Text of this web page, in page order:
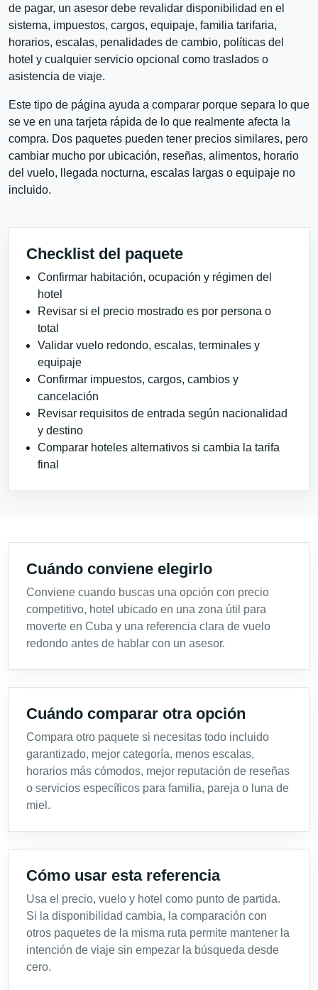
de pagar, un asesor debe revalidar disponibilidad en el
sistema, impuestos, cargos, equipaje, familia tarifaria,
horarios, escalas, penalidades de cambio, políticas del
hotel y cualquier servicio opcional como traslados o
asistencia de viaje.
Este tipo de página ayuda a comparar porque separa lo que
se ve en una tarjeta rápida de lo que realmente afecta la
compra. Dos paquetes pueden tener precios similares, pero
cambiar mucho por ubicación, reseñas, alimentos, horario
del vuelo, llegada nocturna, escalas largas o equipaje no
incluido.
Checklist del paquete
Confirmar habitación, ocupación y régimen del
hotel
Revisar si el precio mostrado es por persona o
total
Validar vuelo redondo, escalas, terminales y
equipaje
Confirmar impuestos, cargos, cambios y
cancelación
Revisar requisitos de entrada según nacionalidad
y destino
Comparar hoteles alternativos si cambia la tarifa
final
Cuándo conviene elegirlo
Conviene cuando buscas una opción con precio
competitivo, hotel ubicado en una zona útil para
moverte en Cuba y una referencia clara de vuelo
redondo antes de hablar con un asesor.
Cuándo comparar otra opción
Compara otro paquete si necesitas todo incluido
garantizado, mejor categoría, menos escalas,
horarios más cómodos, mejor reputación de reseñas
o servicios específicos para familia, pareja o luna de
miel.
Cómo usar esta referencia
Usa el precio, vuelo y hotel como punto de partida.
Si la disponibilidad cambia, la comparación con
otros paquetes de la misma ruta permite mantener la
intención de viaje sin empezar la búsqueda desde
cero.